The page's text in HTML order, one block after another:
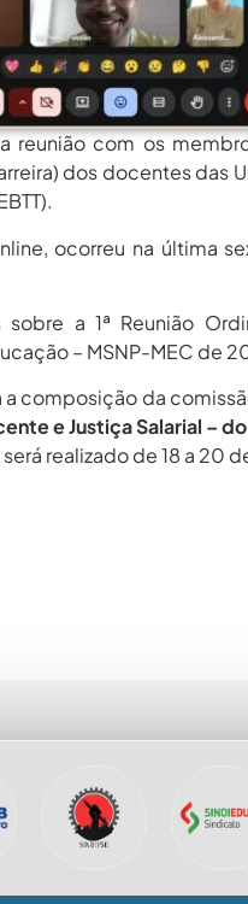
Em Institutos Federais...
Primeira Participação,
Dos Profissionais De... agosto
Da APUB... agosto 6, 2026
Cargos Em Institutos
reunião com os
dos docentes das
ocorreu na última
a 1ª Reunião
– MSNP-MEC de
composição da
e Justiça Salarial –
será realizado de 18 a 20